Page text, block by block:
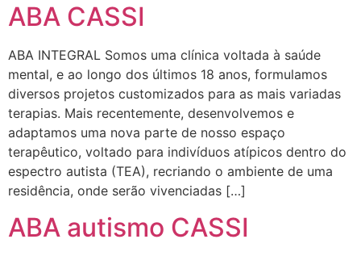
ABA CASSI
ABA INTEGRAL Somos uma clínica voltada à saúde
mental, e ao longo dos últimos 18 anos, formulamos
diversos projetos customizados para as mais variadas
terapias. Mais recentemente, desenvolvemos e
adaptamos uma nova parte de nosso espaço
terapêutico, voltado para indivíduos atípicos dentro do
espectro autista (TEA), recriando o ambiente de uma
residência, onde serão vivenciadas […]
ABA autismo CASSI